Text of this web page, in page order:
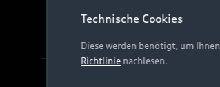
Technische Cookies
Diese werden benötigt, um
Richtlinie nachlesen.